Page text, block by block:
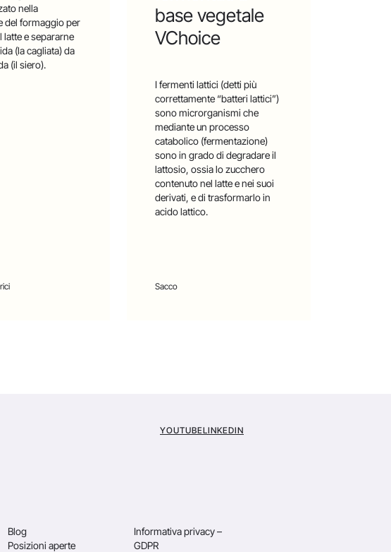
nella
del formaggio per
latte e separarne
(la cagliata) da
(il siero).
base vegetale
VChoice
I fermenti lattici (detti più
correttamente “batteri lattici”)
sono microrganismi che
mediante un processo
catabolico (fermentazione)
sono in grado di degradare il
lattosio, ossia lo zucchero
contenuto nel latte e nei suoi
derivati, e di trasformarlo in
acido lattico.
Sacco
YOUTUBELINKEDIN
Blog
Posizioni aperte
Informativa privacy –
GDPR